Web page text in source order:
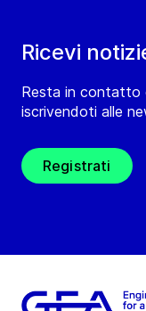
Ricevi
Resta in contatto
iscrivendoti alle
Registrati